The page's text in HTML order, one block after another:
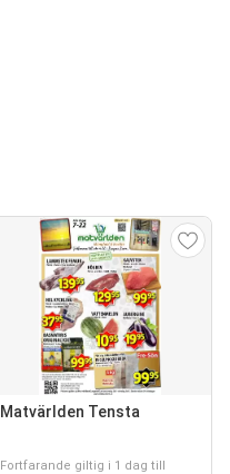
Matvärlden Tensta
Fortfarande giltig i 1 dag till